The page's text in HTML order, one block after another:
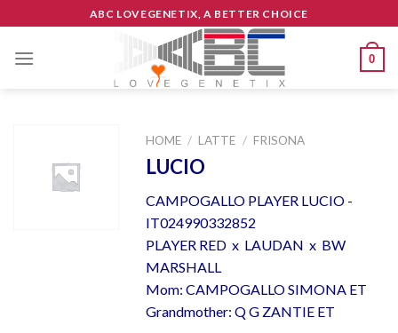
to
content
ABC LOVEGENETIX, A BETTER CHOICE
0
HOME / LATTE / FRISONA
LUCIO
CAMPOGALLO PLAYER LUCIO -
IT024990332852
PLAYER RED x LAUDAN x BW
MARSHALL
Mom: CAMPOGALLO SIMONA ET
Grandmother: Q G ZANTIE ET